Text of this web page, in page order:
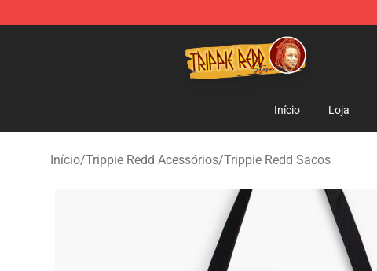
Trippie Redd Store - Official Trippie Redd Merchandise Shop
Início Loja
Início/Trippie Redd Acessórios/Trippie Redd Sacos